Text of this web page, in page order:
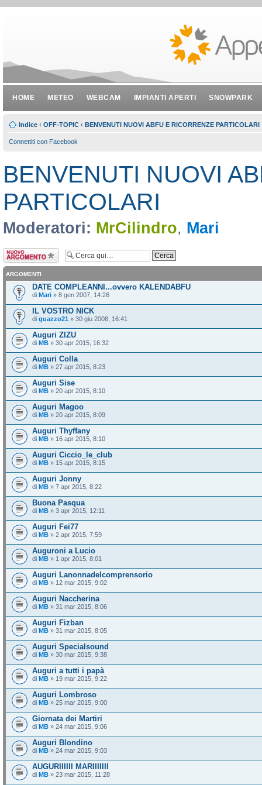
HOME METEO WEBCAM IMPIANTI APERTI SNOWPARK
Indice ‹ OFF-TOPIC ‹ BENVENUTI NUOVI ABFU E RICORRENZE PARTICOLARI
Connettiti con Facebook
BENVENUTI NUOVI
PARTICOLARI
Moderatori: MrCilindro, Mari
Scrivi un nuovo
argomento
ARGOMENTI
DATE COMPLEANNI...ovvero KALENDABFU
di Mari » 8 gen 2007, 14:26
IL VOSTRO NICK
di guazzo21 » 30 giu 2008, 16:41
Auguri ZIZU
di MB » 30 apr 2015, 16:32
Auguri Colla
di MB » 27 apr 2015, 8:23
Auguri Sise
di MB » 20 apr 2015, 8:10
Auguri Magoo
di MB » 20 apr 2015, 8:09
Auguri Thyffany
di MB » 16 apr 2015, 8:10
Auguri Ciccio_le_club
di MB » 15 apr 2015, 8:15
Auguri Jonny
di MB » 7 apr 2015, 8:22
Buona Pasqua
di MB » 3 apr 2015, 12:11
Auguri Fei77
di MB » 2 apr 2015, 7:59
Auguroni a Lucio
di MB » 1 apr 2015, 8:01
Auguri Lanonnadelcomprensorio
di MB » 12 mar 2015, 9:02
Auguri Naccherina
di MB » 31 mar 2015, 8:06
Auguri Fizban
di MB » 31 mar 2015, 8:05
Auguri Specialsound
di MB » 30 mar 2015, 9:38
Auguri a tutti i papà
di MB » 19 mar 2015, 9:22
Auguri Lombroso
di MB » 25 mar 2015, 9:00
Giornata dei Martiri
di MB » 24 mar 2015, 9:06
Auguri Blondino
di MB » 24 mar 2015, 9:03
AUGURIIIIII MARIIIIIII
di MB » 23 mar 2015, 11:28